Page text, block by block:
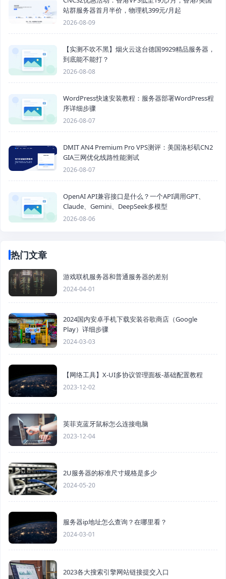
站群服务器首月半价，物理机399元/月起
2026-08-09
【实测不吹不黑】烟火云这台德国9929精品服务器，
到底能不能打？
2026-08-08
WordPress快速安装教程：服务器部署WordPress程
序详细步骤
2026-08-07
DMIT AN4 Premium Pro VPS测评：美国洛杉矶CN2
GIA三网优化线路性能测试
2026-08-07
OpenAI API兼容接口是什么？一个API调用GPT、
Claude、Gemini、DeepSeek多模型
2026-08-06
热门文章
游戏联机服务器和普通服务器的差别
2024-04-01
2024国内安卓手机下载安装谷歌商店（Google
Play）详细步骤
2024-03-03
【网络工具】X-UI多协议管理面板-基础配置教程
2023-12-02
英菲克蓝牙鼠标怎么连接电脑
2023-12-04
2U服务器的标准尺寸规格是多少
2024-05-20
服务器ip地址怎么查询？在哪里看？
2024-03-01
2023各大搜索引擎网站链接提交入口